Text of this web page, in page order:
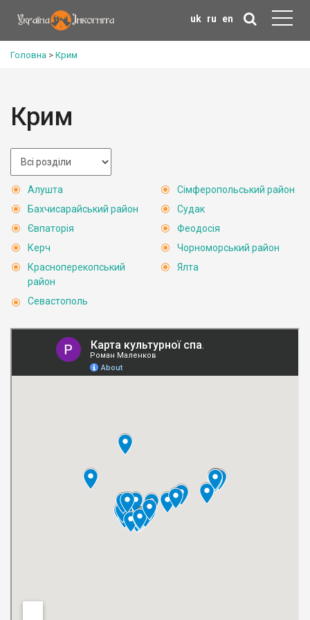
uk ru en
Головна > Крим
Крим
Алушта
Бахчисарайський район
Євпаторія
Керч
Красноперекопський
район
Севастополь
Сімферопольський район
Судак
Феодосія
Чорноморський район
Ялта